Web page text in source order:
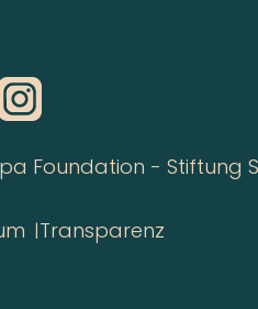
Foundation - Stiftung
Transparenz